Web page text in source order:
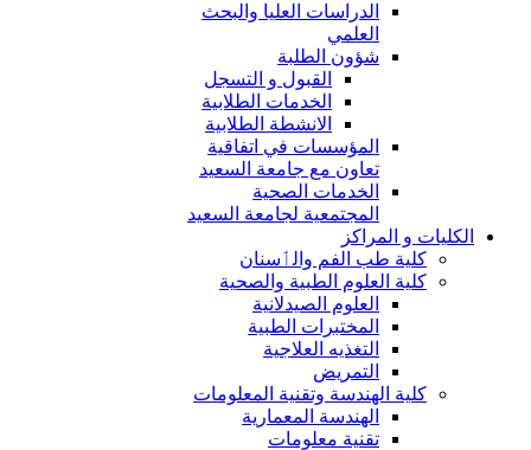
الدراسات العليا والبحث
العلمي
شؤون الطلبة
القبول و التسجل
الخدمات الطلابية
الانشطة الطلابية
المؤسسات في اتفاقية
تعاون مع جامعة السعيد
الخدمات الصحية
المجتمعية لجامعة السعيد
الكليات و المراكز
كلية طب الفم والٲسنان
كلية العلوم الطبية والصحية
العلوم الصيدلانية
المختبرات الطبية
التغذيه العلاجية
التمريض
كلية الهندسة وتقنية المعلومات
الهندسة المعمارية
تقنية معلومات